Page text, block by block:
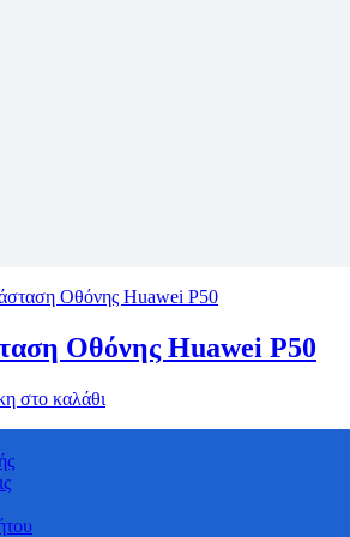
Οθόνης Huawei P50
στο καλάθι